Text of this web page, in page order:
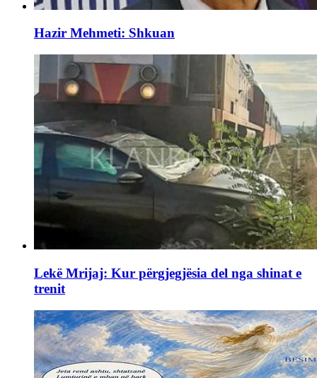
Hazir Mehmeti: Shkuan
Lekë Mrijaj: Kur përgjegjësia del nga shinat e
trenit